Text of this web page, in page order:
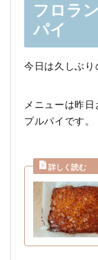
フロラ
パイ
今日は久しぶり
メニューは昨
プルパイです。